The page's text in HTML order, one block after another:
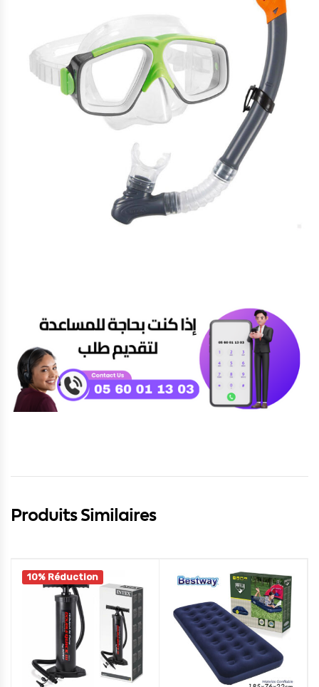
Produits Similaires
10% Réduction